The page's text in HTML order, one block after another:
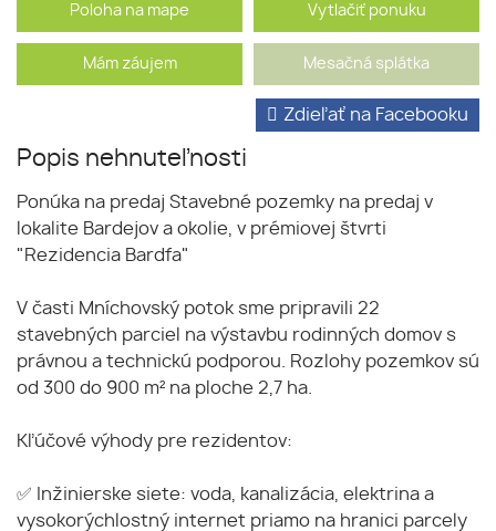
Poloha na mape Vytlačiť ponuku
Mám záujem Mesačná splátka
Popis nehnuteľnosti
Zdieľať na Facebooku
Ponúka na predaj Stavebné pozemky na predaj v
lokalite Bardejov a okolie, v prémiovej štvrti
"Rezidencia Bardfa"
V časti Mníchovský potok sme pripravili 22
stavebných parciel na výstavbu rodinných domov s
právnou a technickú podporou. Rozlohy pozemkov sú
od 300 do 900 m² na ploche 2,7 ha.
Kľúčové výhody pre rezidentov:
✅ Inžinierske siete: voda, kanalizácia, elektrina a
vysokorýchlostný internet priamo na hranici parcely